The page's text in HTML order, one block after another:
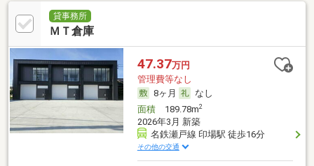
貸事務所
ＭＴ倉庫
47.37万円
管理費等なし
8ヶ月
なし
面積189.78m2
2026年3月 新築
名鉄瀬戸線 印場駅 徒歩16分
その他の交通